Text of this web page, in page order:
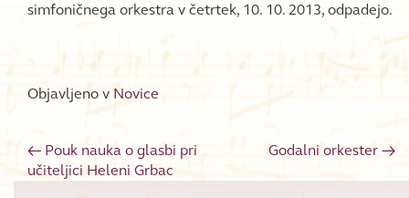
simfoničnega orkestra v četrtek, 10. 10. 2013, odpadejo.
Objavljeno v Novice
Post navigation
← Pouk nauka o glasbi pri
učiteljici Heleni Grbac
Godalni orkester →